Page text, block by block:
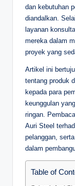
dan kebutuhan
diandalkan.
layanan
mereka dalam
proyek yang
Artikel ini
tentang produk
kepada para
keunggulan
ringan.
Auri Steel
pelanggan,
dalam
Table of